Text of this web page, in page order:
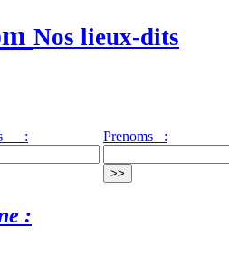
Nos lieux-dits
: Prenoms :
: